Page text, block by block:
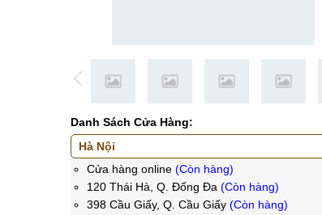
Danh Sách Cửa Hàng:
Cửa hàng online (Còn hàng)
120 Thái Hà, Q. Đống Đa (Còn hàng)
398 Cầu Giấy, Q. Cầu Giấy (Còn hàng)